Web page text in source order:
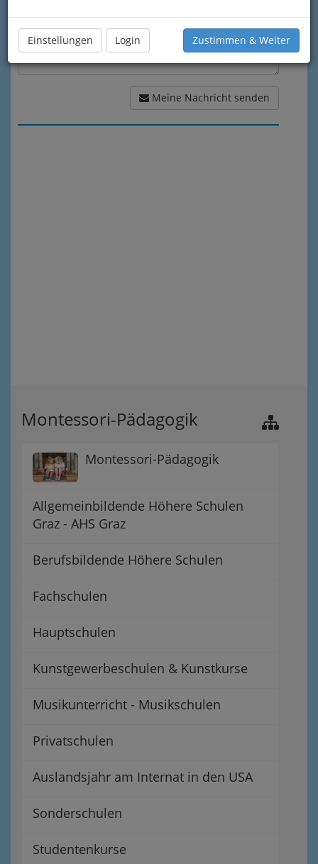
Einstellungen Login Zustimmen & Weiter
Meine Nachricht senden
Montessori-Pädagogik
Montessori-Pädagogik
Allgemeinbildende Höhere Schulen
Graz - AHS Graz
Berufsbildende Höhere Schulen
Fachschulen
Hauptschulen
Kunstgewerbeschulen & Kunstkurse
Musikunterricht - Musikschulen
Privatschulen
Auslandsjahr am Internat in den USA
Sonderschulen
Studentenkurse